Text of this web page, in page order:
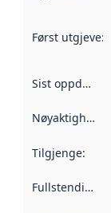
Først utgjeve:
Sist oppdatert
Nøyaktigheit
Tilgjenge:
Fullstendigheit